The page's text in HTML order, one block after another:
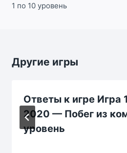
1 по 10 уровень
Другие игры
Ответы к игре Игра
2020 — Побег из
уровень